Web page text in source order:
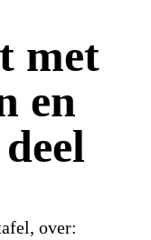
met
en
over: